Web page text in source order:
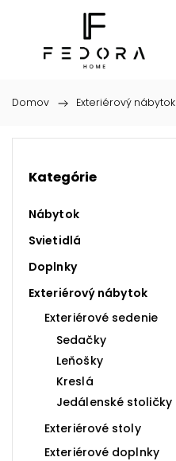
Domov / Exteriérový nábytok
Kategórie
Nábytok
Svietidlá
Doplnky
Exteriérový nábytok
Exteriérové sedenie
Sedačky
Leňošky
Kreslá
Jedálenské stoličky
Exteriérové stoly
Exteriérové doplnky